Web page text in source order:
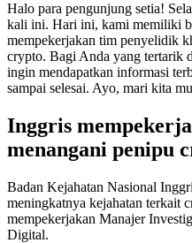
Halo para pengunjung setia!
kali ini. Hari ini, kami memiliki
mempekerjakan tim penyelidik
crypto. Bagi Anda yang tertarik
ingin mendapatkan informasi
sampai selesai. Ayo, mari kita
Inggris
menangani penipu
Badan Kejahatan Nasional
meningkatnya kejahatan terkait
mempekerjakan Manajer
Digital.